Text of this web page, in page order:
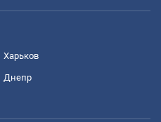
Харьков
Днепр